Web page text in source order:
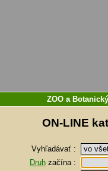
ZOO a
ON-LINE
Vyhľadávať :
Druh začína :